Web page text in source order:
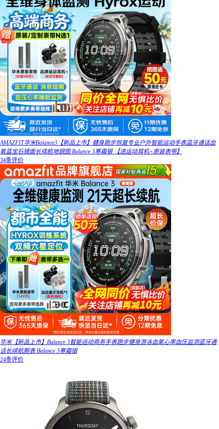
AMAZFIT华米Balance3【新品上市】健身跑步恢复专业户外智能运动手表蓝牙通话血
氧蓝宝石镜面长续航地貌图 Balance 3寒霜银 【送运动耳机+原装表带】
34条评价
华米【新品上市】Balance 3智能运动商务手表跑步健身游泳血氧心率血压监测蓝牙通
话长续航腕表 Balance 3寒霜银
24条评价